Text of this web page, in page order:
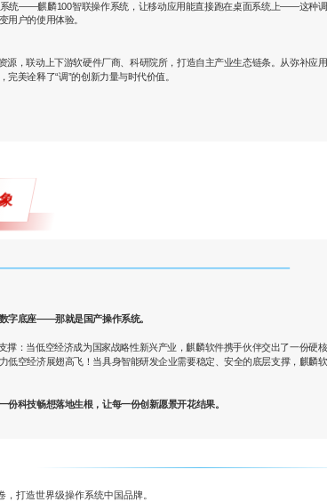
统——麒麟100智联操作系统，让移动应用能直接跑在桌面系统上——这种调
用户的使用体验。
源，联动上下游软硬件厂商、科研院所，打造自主产业生态链条。从弥补应用
美诠释了“调”的创新力量与时代价值。
字底座——那就是国产操作系统。
：当低空经济成为国家战略性新兴产业，麒麟软件携手伙伴交出了一份硬核
空经济展翅高飞！当具身智能研发企业需要稳定、安全的底层支撑，麒麟软
份科技畅想落地生根，让每一份创新愿景开花结果。
打造世界级操作系统中国品牌。